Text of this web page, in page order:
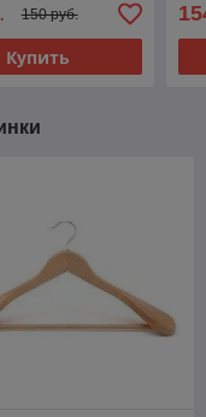
150 руб.
Купить